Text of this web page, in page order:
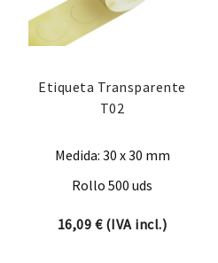
Etiqueta Transparente
T02
Medida: 30 x 30 mm
Rollo 500 uds
16,09 €(IVA incl.)